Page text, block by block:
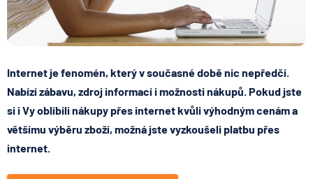
Internet je fenomén, který v současné době nic nepředčí.
Nabízí zábavu, zdroj informací i možnosti nákupů. Pokud jste
si i Vy oblíbili nákupy přes internet kvůli výhodným cenám a
většímu výběru zboží, možná jste vyzkoušeli platbu přes
internet.